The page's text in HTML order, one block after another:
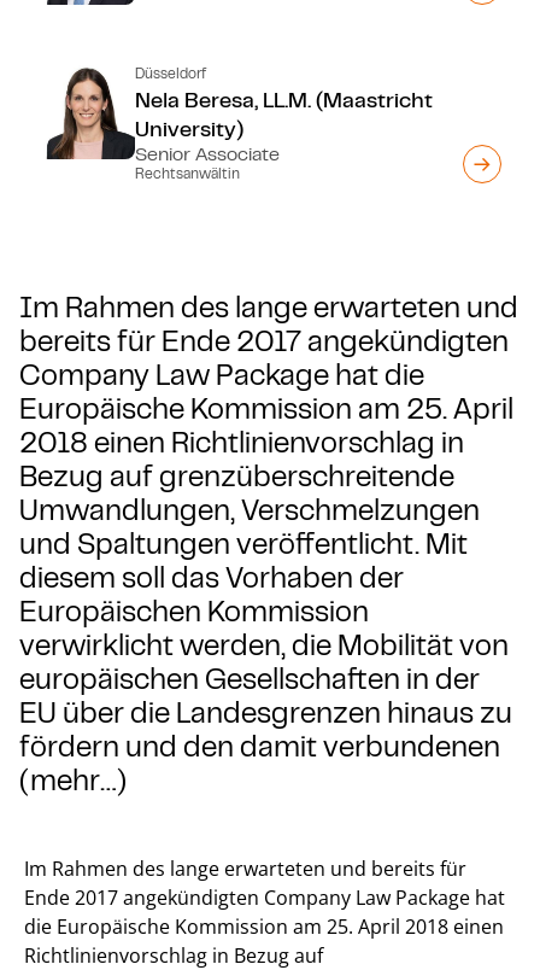
Düsseldorf
Nela Beresa, LL.M. (Maastricht
University)
Senior Associate
Rechtsanwältin
Im Rahmen des lange erwarteten und
bereits für Ende 2017 angekündigten
Company Law Package hat die
Europäische Kommission am 25. April
2018 einen Richtlinienvorschlag in
Bezug auf grenzüberschreitende
Umwandlungen, Verschmelzungen
und Spaltungen veröffentlicht. Mit
diesem soll das Vorhaben der
Europäischen Kommission
verwirklicht werden, die Mobilität von
europäischen Gesellschaften in der
EU über die Landesgrenzen hinaus zu
fördern und den damit verbundenen
(mehr…)
Im Rahmen des lange erwarteten und bereits für
Ende 2017 angekündigten Company Law Package hat
die Europäische Kommission am 25. April 2018 einen
Richtlinienvorschlag in Bezug auf